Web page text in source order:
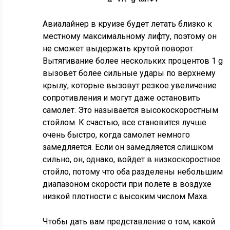
Авиалайнер в круизе будет летать близко к
местному максимальному лифту, поэтому он
не сможет выдержать крутой поворот.
Вытягивание более нескольких процентов 1 g
вызовет более сильные удары по верхнему
крылу, которые вызовут резкое увеличение
сопротивления и могут даже остановить
самолет. Это называется высокоскоростным
стойлом. К счастью, все становится лучше
очень быстро, когда самолет немного
замедляется. Если он замедляется слишком
сильно, он, однако, войдет в низкоскоростное
стойло, потому что оба разделены небольшим
диапазоном скорости при полете в воздухе
низкой плотности с высоким числом Маха.
Чтобы дать вам представление о том, какой